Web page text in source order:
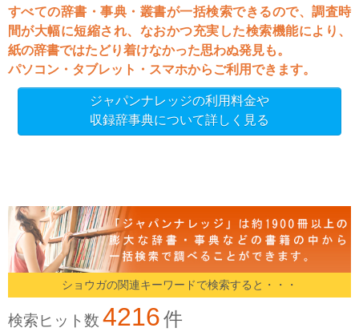
すべての辞書・事典・叢書が一括検索できるので、調査時
間が大幅に短縮され、なおかつ充実した検索機能により、
紙の辞書ではたどり着けなかった思わぬ発見も。
パソコン・タブレット・スマホからご利用できます。
ジャパンナレッジの利用料金や
収録辞事典について詳しく見る
ショウガの関連キーワードで検索すると・・・
検索ヒット数 4216件